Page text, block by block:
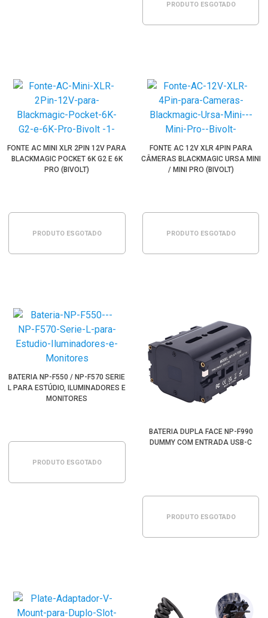
PRODUTO ESGOTADO
FONTE AC MINI XLR 2PIN 12V PARA
BLACKMAGIC POCKET 6K G2 E 6K
PRO (BIVOLT)
PRODUTO ESGOTADO
FONTE AC 12V XLR 4PIN PARA
CÂMERAS BLACKMAGIC URSA MINI
/ MINI PRO (BIVOLT)
PRODUTO ESGOTADO
BATERIA NP-F550 / NP-F570 SERIE
L PARA ESTÚDIO, ILUMINADORES E
MONITORES
PRODUTO ESGOTADO
BATERIA DUPLA FACE NP-F990
DUMMY COM ENTRADA USB-C
PRODUTO ESGOTADO